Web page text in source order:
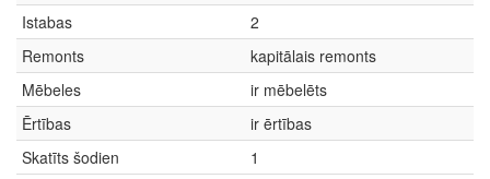
Istabas
2
Remonts
kapitālais remonts
Mēbeles
ir mēbelēts
Ērtības
ir ērtības
Skatīts šodien
1